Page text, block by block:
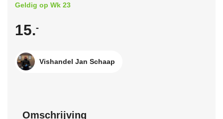
Geldig op Wk 23
15.-
Vishandel Jan Schaap
Omschrijving